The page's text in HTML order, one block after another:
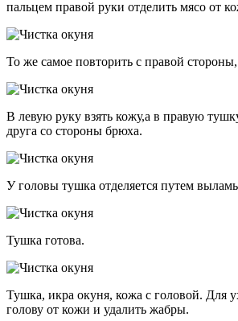
пальцем правой руки отделить мясо от
То же самое повторить с правой
В левую руку взять кожу,а в правую
друга со стороны брюха.
У головы тушка отделяется путем
Тушка готова.
Тушка, икра окуня, кожа с головой. Для
голову от кожи и удалить жабры.